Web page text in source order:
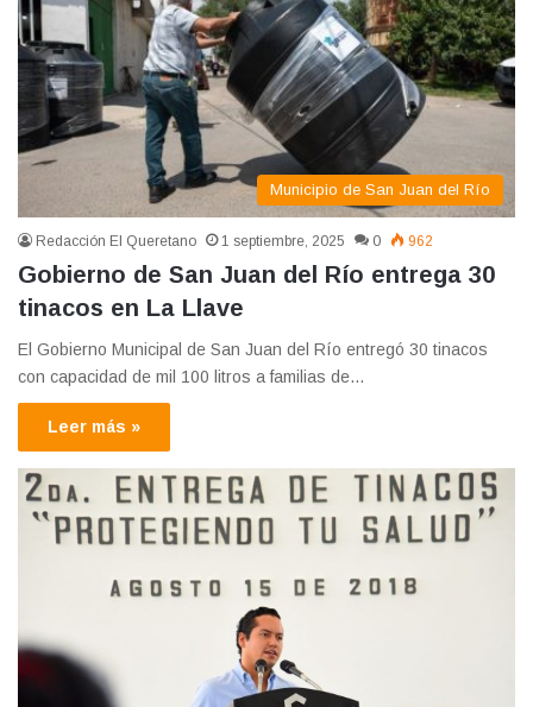
Municipio de San Juan del Río
Redacción El Queretano 1 septiembre, 2025 0 962
Gobierno de San Juan del Río entrega 30
tinacos en La Llave
El Gobierno Municipal de San Juan del Río entregó 30 tinacos
con capacidad de mil 100 litros a familias de…
Leer más »